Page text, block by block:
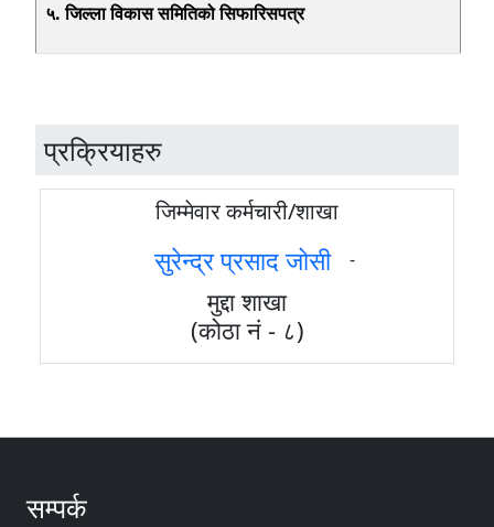
५. जिल्ला विकास समितिको सिफारिसपत्र
प्रक्रियाहरु
जिम्मेवार कर्मचारी/शाखा
सुरेन्द्र प्रसाद जोसी -
मुद्दा शाखा
(कोठा नं - ८)
सम्पर्क